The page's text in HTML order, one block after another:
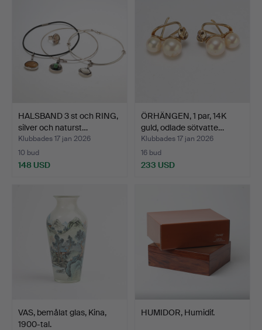
HALSBAND 3 st och RING,
silver och naturst…
Klubbades 17 jan 2026
10 bud
148 USD
ÖRHÄNGEN, 1 par, 14K
guld, odlade sötvatte…
Klubbades 17 jan 2026
16 bud
233 USD
VAS, bemålat glas, Kina,
1900-tal.
HUMIDOR, Humidif.